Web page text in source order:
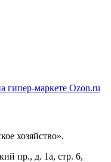
хозяйство».
пр., д. 1а, стр. 6,